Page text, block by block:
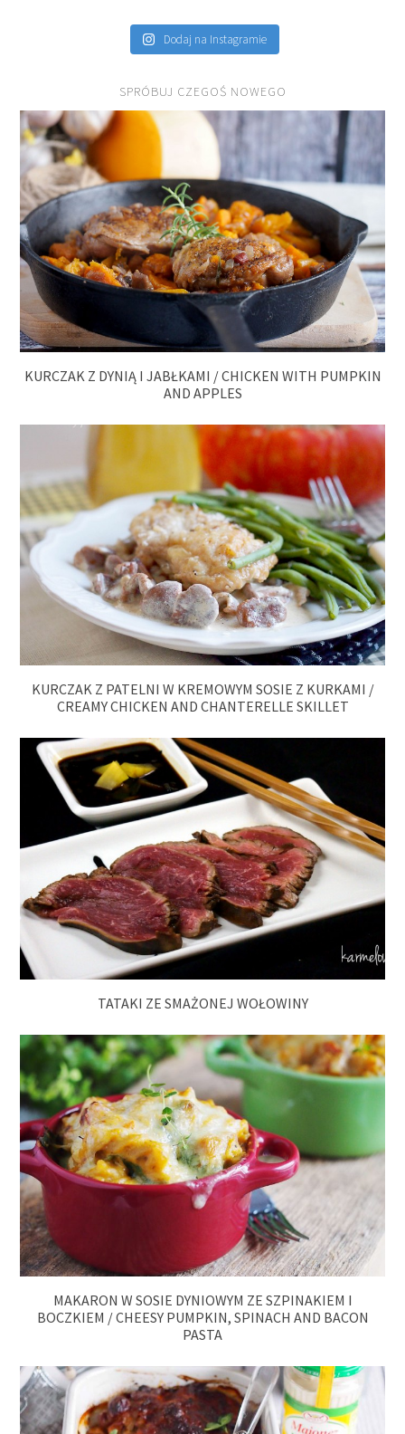
Dodaj na Instagramie
SPRÓBUJ CZEGOŚ NOWEGO
KURCZAK Z DYNIĄ I JABŁKAMI / CHICKEN WITH PUMPKIN
AND APPLES
KURCZAK Z PATELNI W KREMOWYM SOSIE Z KURKAMI /
CREAMY CHICKEN AND CHANTERELLE SKILLET
TATAKI ZE SMAŻONEJ WOŁOWINY
MAKARON W SOSIE DYNIOWYM ZE SZPINAKIEM I
BOCZKIEM / CHEESY PUMPKIN, SPINACH AND BACON
PASTA